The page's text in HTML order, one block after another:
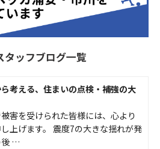
タッフブログ一覧
考える、住まいの点検・補強の大
害を受けられた皆様には、心より
上げます。 震度7の大きな揺れが発
後 …